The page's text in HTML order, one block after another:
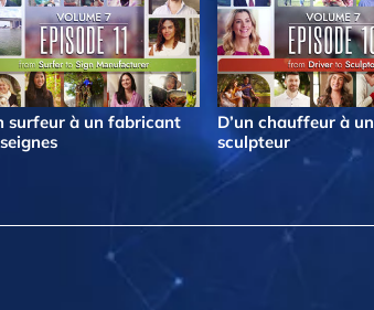
surfeur à un fabricant
D’un chauffeur à un
sculpteur